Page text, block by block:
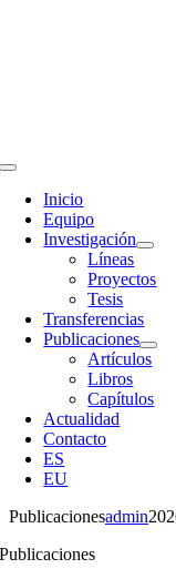
Toggle
Navigation
Inicio
Equipo
Investigación
Líneas
Proyectos
Tesis
Transferencias
Publicaciones
Artículos
Libros
Capítulos
Actualidad
Contacto
ES
EU
Publicacionesadmin
Publicaciones